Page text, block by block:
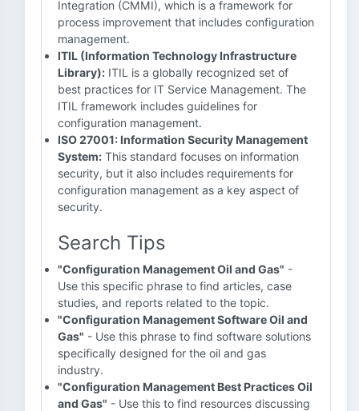
Integration (CMMI), which is a framework for
process improvement that includes configuration
management.
ITIL (Information Technology Infrastructure
Library): ITIL is a globally recognized set of
best practices for IT Service Management. The
ITIL framework includes guidelines for
configuration management.
ISO 27001: Information Security Management
System: This standard focuses on information
security, but it also includes requirements for
configuration management as a key aspect of
security.
Search Tips
"Configuration Management Oil and Gas" -
Use this specific phrase to find articles, case
studies, and reports related to the topic.
"Configuration Management Software Oil and
Gas" - Use this phrase to find software solutions
specifically designed for the oil and gas
industry.
"Configuration Management Best Practices Oil
and Gas" - Use this to find resources discussing